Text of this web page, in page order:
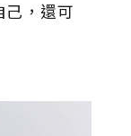
，還可